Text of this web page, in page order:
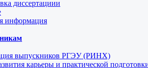
диссертациии
информация
выпускников РГЭУ (РИНХ)
карьеры и практической